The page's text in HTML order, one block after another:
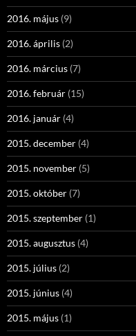
2016. május (9)
2016. április (2)
2016. március (7)
2016. február (15)
2016. január (4)
2015. december (4)
2015. november (5)
2015. október (7)
2015. szeptember (1)
2015. augusztus (4)
2015. július (2)
2015. június (4)
2015. május (1)